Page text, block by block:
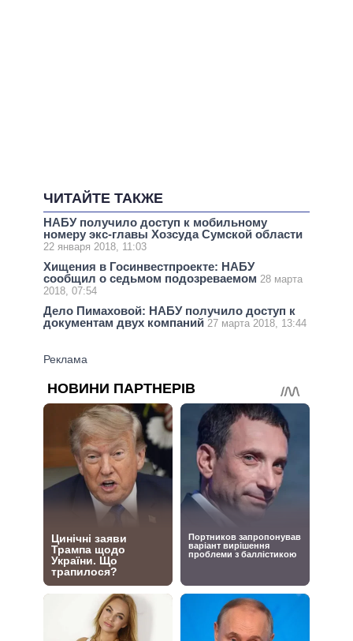
ЧИТАЙТЕ ТАКЖЕ
НАБУ получило доступ к мобильному
номеру экс-главы Хозсуда Сумской области
22 января 2018, 11:03
Хищения в Госинвестпроекте: НАБУ
сообщил о седьмом подозреваемом 28 марта
2018, 07:54
Дело Пимаховой: НАБУ получило доступ к
документам двух компаний 27 марта 2018, 13:44